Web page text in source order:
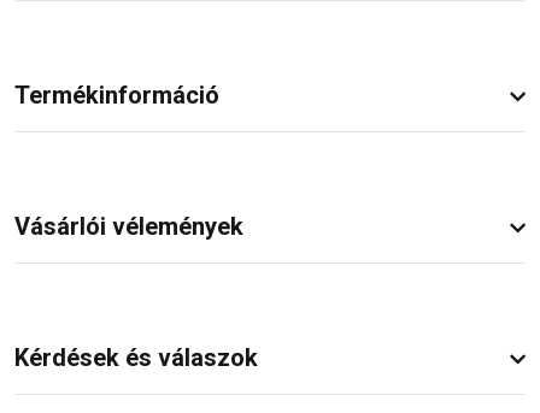
Termékinformáció
Vásárlói vélemények
Kérdések és válaszok